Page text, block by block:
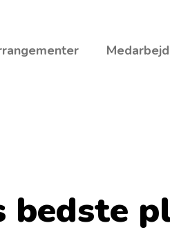
bedste